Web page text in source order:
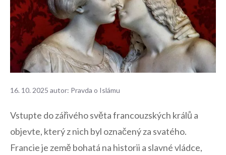
16. 10. 2025 autor: Pravda o Islámu
Vstupte​ do zářivého světa‌ francouzských králů a
objevte, který z nich byl označený za svatého.
Francie je země bohatá na historii‍ a slavné vládce,